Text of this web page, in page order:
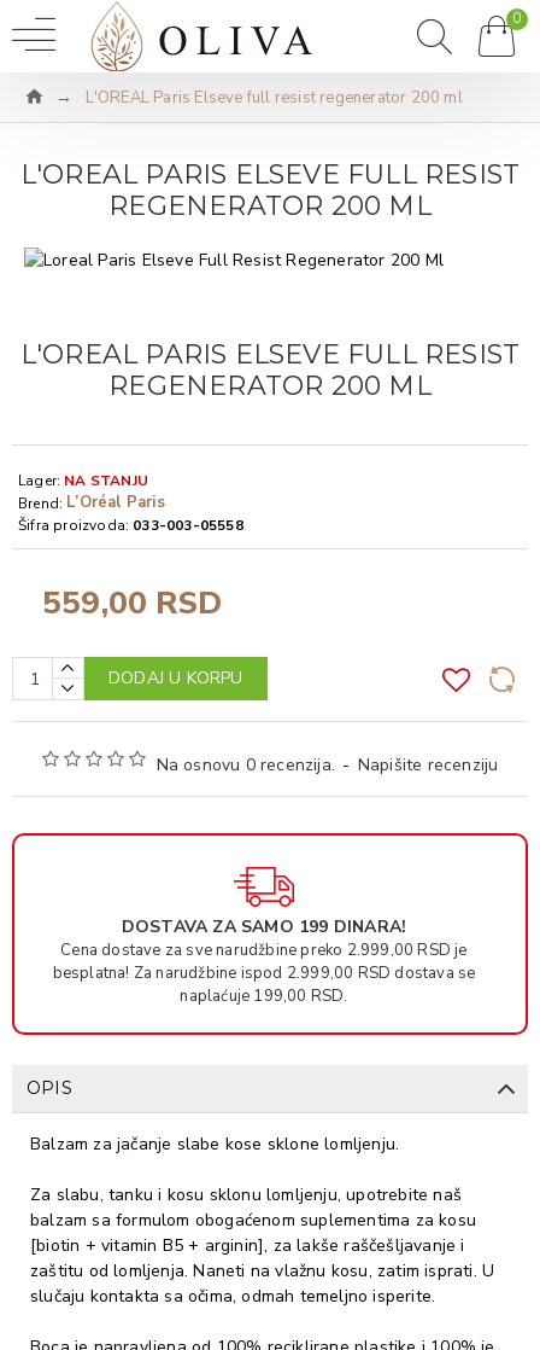
0
L'OREAL Paris Elseve full resist regenerator 200 ml
L'OREAL PARIS ELSEVE FULL RESIST
REGENERATOR 200 ML
L'OREAL PARIS ELSEVE FULL RESIST
REGENERATOR 200 ML
Na osnovu 0 recenzija. - Napišite recenziju
559,00 RSD
Lager: NA STANJU
Brend: L’Oréal Paris
Šifra proizvoda: 033-003-05558
DODAJ U KORPU
DOSTAVA ZA SAMO 199 DINARA!
Cena dostave za sve narudžbine preko 2.999,00 RSD je
besplatna! Za narudžbine ispod 2.999,00 RSD dostava se
naplaćuje 199,00 RSD.
OPIS
Balzam za jačanje slabe kose sklone lomljenju.
Za slabu, tanku i kosu sklonu lomljenju, upotrebite naš
balzam sa formulom obogaćenom suplementima za kosu
[biotin + vitamin B5 + arginin], za lakše raščešljavanje i
zaštitu od lomljenja. Naneti na vlažnu kosu, zatim isprati. U
slučaju kontakta sa očima, odmah temeljno isperite.